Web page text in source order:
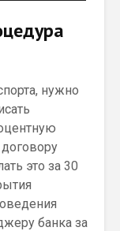
нужно
это за 30
банка за